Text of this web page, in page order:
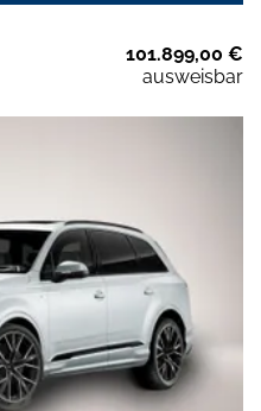
101.899,00 €
ausweisbar